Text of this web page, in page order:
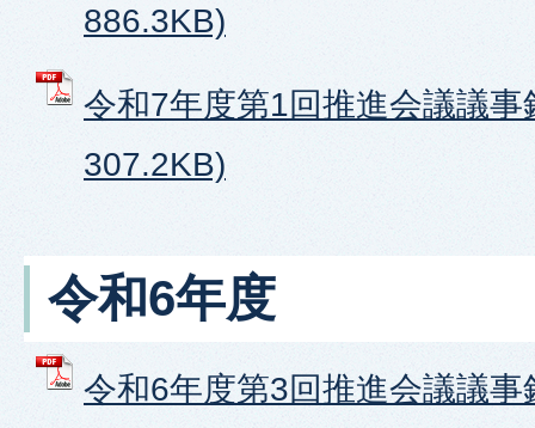
886.3KB)
令和7年度第1回推進会議議
307.2KB)
令和6年度
令和6年度第3回推進会議議